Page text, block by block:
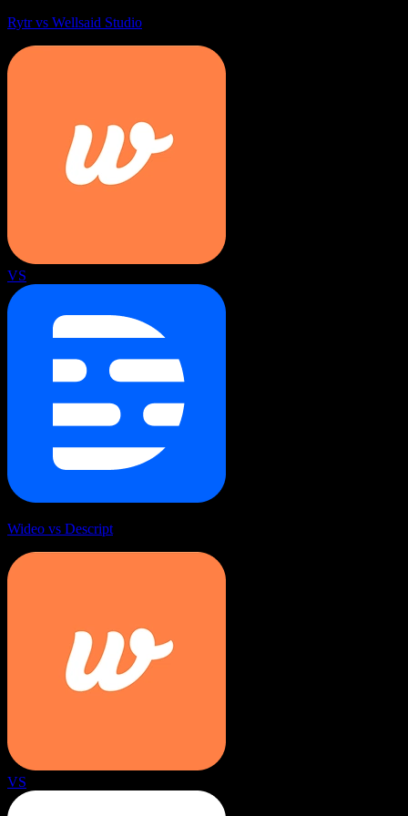
Rytr vs Wellsaid Studio
VS
Wideo vs Descript
VS